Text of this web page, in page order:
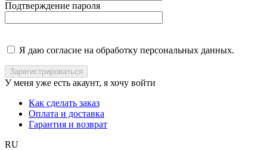
Подтверждение пароля
Я даю согласие на обработку персональных данных.
У меня уже есть акаунт, я хочу войти
Как сделать заказ
Оплата и доставка
Гарантия и возврат
RU